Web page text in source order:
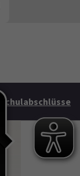
Schulabschlüsse